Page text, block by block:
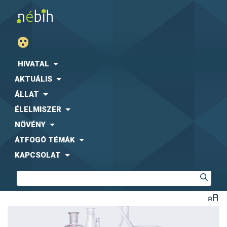
HIVATAL
AKTUÁLIS
ÁLLAT
ÉLELMISZER
NÖVÉNY
ÁTFOGÓ TÉMÁK
KAPCSOLAT